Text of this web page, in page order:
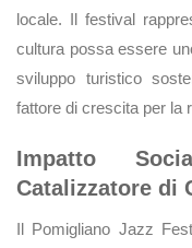
locale. Il festival
cultura possa essere
sviluppo turistico
fattore di crescita per la
Impatto
Catalizzatore di
Il Pomigliano Jazz